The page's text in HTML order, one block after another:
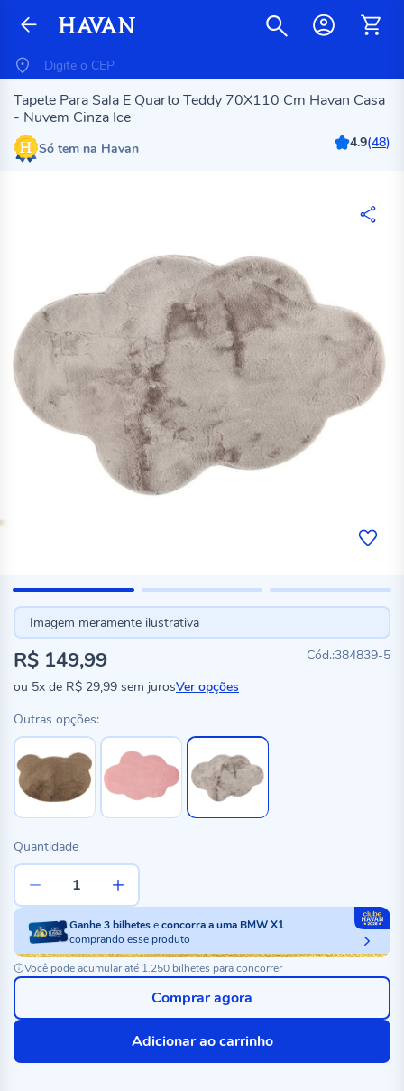
Tapete Para Sala E Quarto Teddy 70X110 Cm Havan Casa
- Nuvem Cinza Ice
Só tem na Havan 4.9(48)
Imagem meramente ilustrativa
384839-5
R$ 149,99
ou 5x de R$ 29,99 sem jurosVer opções
Outras opções:
Quantidade
Ganhe3bilheteseconcorra a uma BMW X1
comprando esse produto
Você pode acumular até 1.250 bilhetes para concorrer
Adicionar ao carrinho
Comprar agora